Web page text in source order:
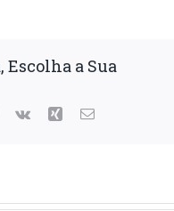
a Sua
Pinterest
Vk Xing E-